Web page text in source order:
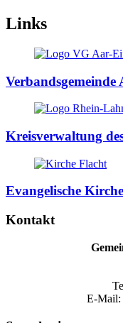
Links
Kreisverwaltung
Evangelische
Kontakt
E-Mail: